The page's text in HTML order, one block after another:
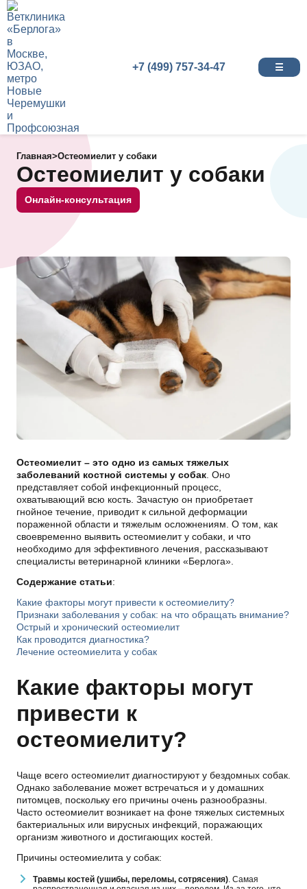
+7 (499) 757-34-47 ☰
Главная>Остеомиелит у собаки
Остеомиелит у собаки
Онлайн-консультация
Остеомиелит – это одно из самых тяжелых
заболеваний костной системы у собак . Оно
представляет собой инфекционный процесс,
охватывающий всю кость. Зачастую он приобретает
гнойное течение, приводит к сильной деформации
пораженной области и тяжелым осложнениям. О том, как
своевременно выявить остеомиелит у собаки, и что
необходимо для эффективного лечения, рассказывают
специалисты ветеринарной клиники «Берлога».
Содержание статьи:
Какие факторы могут привести к остеомиелиту?
Признаки заболевания у собак: на что обращать внимание?
Острый и хронический остеомиелит
Как проводится диагностика?
Лечение остеомиелита у собак
Какие факторы могут
привести к
остеомиелиту?
Чаще всего остеомиелит диагностируют у бездомных собак.
Однако заболевание может встречаться и у домашних
питомцев, поскольку его причины очень разнообразны.
Часто остеомиелит возникает на фоне тяжелых системных
бактериальных или вирусных инфекций, поражающих
организм животного и достигающих костей.
Причины остеомиелита у собак:
Травмы костей (ушибы, переломы, сотрясения) . Самая